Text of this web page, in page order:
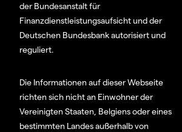
der Bundesanstalt für
Finanzdienstleistungsaufsicht und der
Deutschen Bundesbank autorisiert und
reguliert.
Die Informationen auf dieser Webseite
richten sich nicht an Einwohner der
Vereinigten Staaten, Belgiens oder eines
bestimmten Landes außerhalb von